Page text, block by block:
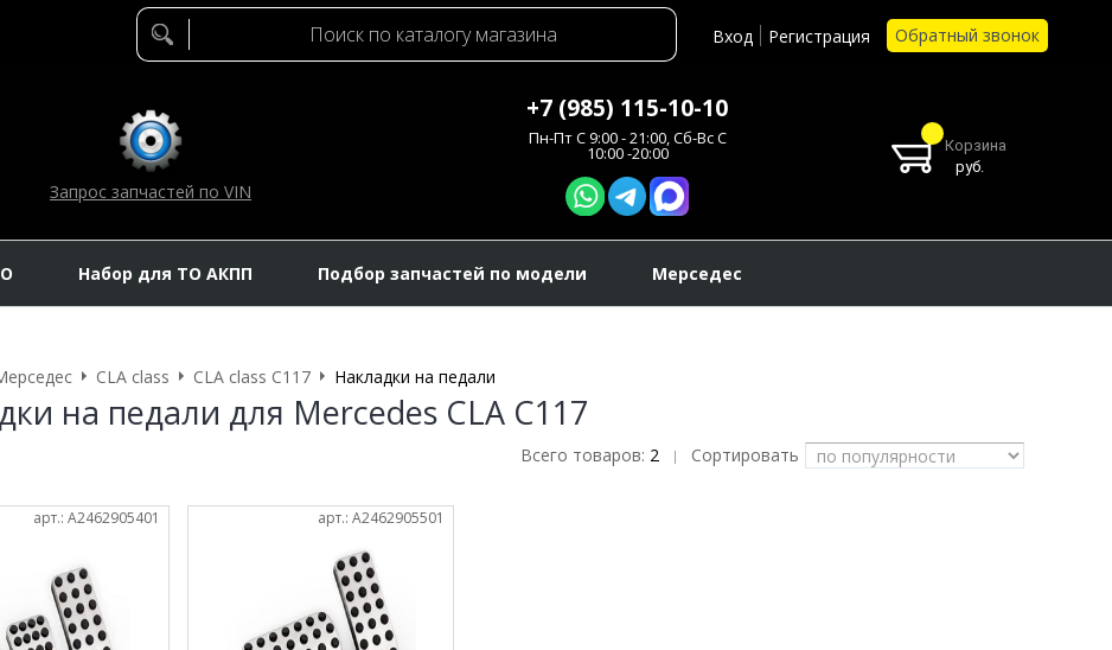
Вход Регистрация Обратный звонок
Запрос запчастей по VIN
+7 (985) 115-10-10
Пн-Пт C 9:00 - 21:00, Сб-Вс С
10:00 -20:00
Корзина
руб.
Набор для ТО АКПП Подбор запчастей по модели Мерседес
CLA class CLA class C117 Накладки на педали
на педали для Mercedes CLA C117
Всего товаров: 2 | Сортировать
арт.: A2462905401 арт.: A2462905501